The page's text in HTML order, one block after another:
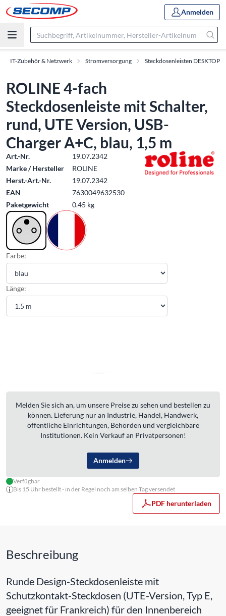
Anmelden
IT-Zubehör & Netzwerk Stromversorgung Steckdosenleisten DESKTOP
ROLINE 4-fach
Steckdosenleiste mit Schalter,
rund, UTE Version, USB-
Charger A+C, blau, 1,5 m
Art.-Nr.
19.07.2342
Marke / Hersteller
ROLINE
Herst.-Art.-Nr.
19.07.2342
EAN
7630049632530
Paketgewicht
0.45 kg
Farbe:
Länge:
Melden Sie sich an, um unsere Preise zu sehen und bestellen zu
können. Lieferung nur an Industrie, Handel, Handwerk,
öffentliche Einrichtungen, Behörden und vergleichbare
Institutionen. Kein Verkauf an Privatpersonen!
Anmelden
Verfügbar
Bis 15 Uhr bestellt - in der Regel noch am selben Tag versendet
PDF herunterladen
Beschreibung
Runde Design-Steckdosenleiste mit
Schutzkontakt-Steckdosen (UTE-Version, Typ E,
geeignet für Frankreich) für den Innenbereich